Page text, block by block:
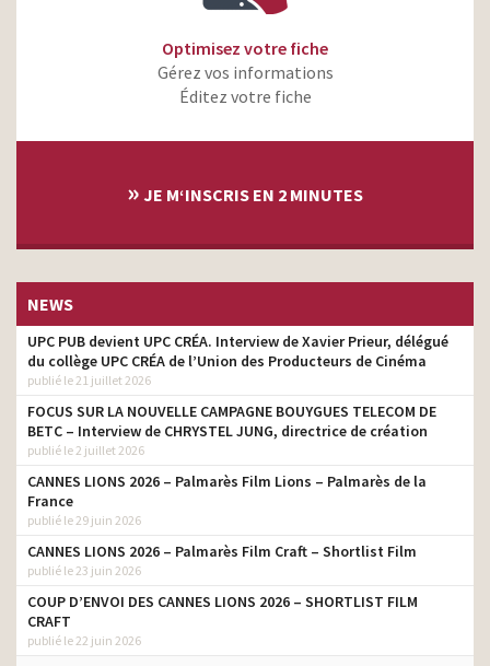
monteur
Optimisez votre fiche
Gérez vos informations
Éditez votre fiche
» JE M‘INSCRIS EN 2 MINUTES
NEWS
UPC PUB devient UPC CRÉA. Interview de Xavier Prieur, délégué
du collège UPC CRÉA de l’Union des Producteurs de Cinéma
publié le 21 juillet 2026
FOCUS SUR LA NOUVELLE CAMPAGNE BOUYGUES TELECOM DE
BETC – Interview de CHRYSTEL JUNG, directrice de création
publié le 2 juillet 2026
CANNES LIONS 2026 – Palmarès Film Lions – Palmarès de la
France
publié le 29 juin 2026
CANNES LIONS 2026 – Palmarès Film Craft – Shortlist Film
publié le 23 juin 2026
COUP D’ENVOI DES CANNES LIONS 2026 – SHORTLIST FILM
CRAFT
publié le 22 juin 2026